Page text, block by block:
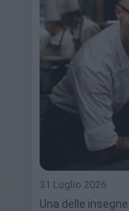
31 Luglio 2026
Una delle